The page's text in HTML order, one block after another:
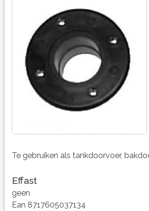
Te gebruiken als tankdoorvoer,
Effast
geen
Ean 8717605037134